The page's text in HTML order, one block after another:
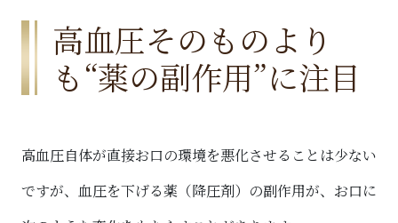
高血圧そのものより
も“薬の副作用”に注目
高血圧自体が直接お口の環境を悪化させることは少ない
ですが、血圧を下げる薬（降圧剤）の副作用が、お口に